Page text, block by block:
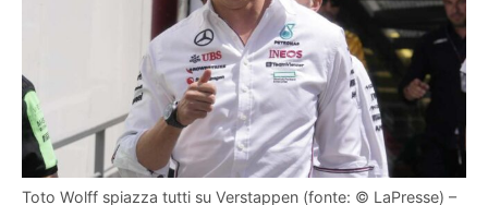
Toto Wolff spiazza tutti su Verstappen (fonte: © LaPresse) –